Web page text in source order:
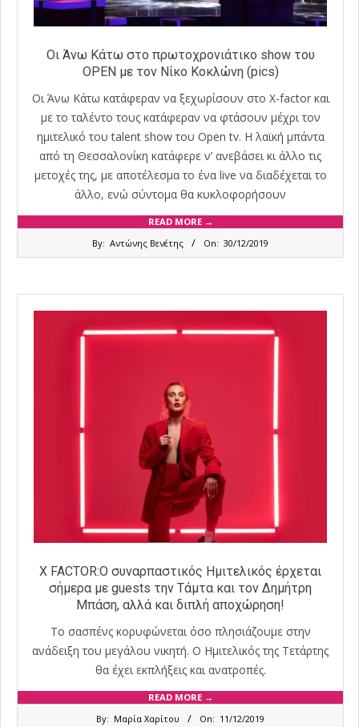
Οι Άνω Κάτω στο πρωτοχρονιάτικο show του
OPEN με τον Νίκο Κοκλώνη (pics)
Οι Άνω Κάτω κατάφεραν να ξεχωρίσουν στο X-factor και
με το ταλέντο τους κατάφεραν να φτάσουν μέχρι τον
ημιτελικό του talent show του Open tv. H λαϊκή μπάντα
από τη Θεσσαλονίκη κατάφερε ν’ ανεβάσει κι άλλο τις
μετοχές της, με αποτέλεσμα το ένα live να διαδέχεται το
άλλο, ενώ σύντομα θα κυκλοφορήσουν
READ MORE →
By: Αντώνης Βενέτης On: 30/12/2019
Χ FACTOR:Ο συναρπαστικός Ημιτελικός έρχεται
σήμερα με guests την Τάμτα και τον Δημήτρη
Μπάση, αλλά και διπλή αποχώρηση!
Το σασπένς κορυφώνεται όσο πλησιάζουμε στην
ανάδειξη του μεγάλου νικητή. Ο Ημιτελικός της Τετάρτης
θα έχει εκπλήξεις και ανατροπές.
READ MORE →
By: Μαρία Χαρίτου On: 11/12/2019